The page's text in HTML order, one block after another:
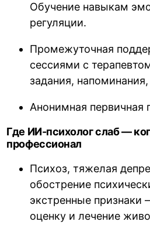
Обучение навыкам
регуляции.
Промежуточная
сессиями с
задания,
Анонимная первичная
Где ИИ-психолог слаб —
профессионал
Психоз, тяжелая
обострение
экстренные признаки
оценку и лечение